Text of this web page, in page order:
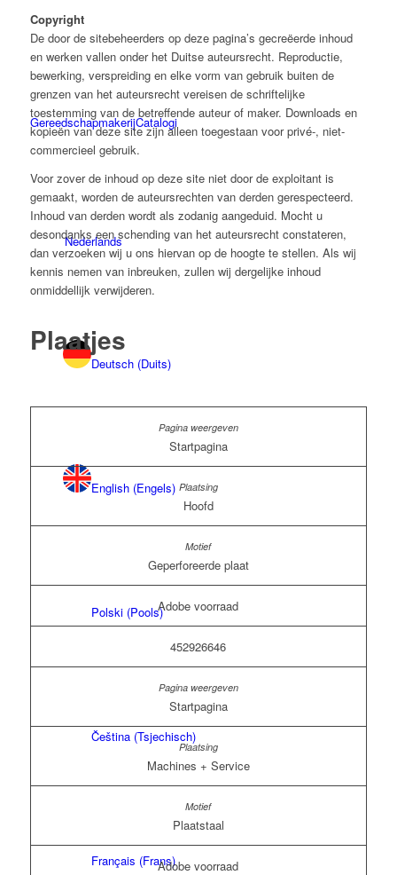
GereedschapmakerijCatalogi
Nederlands
Deutsch(Duits)
English(Engels)
Polski(Pools)
Čeština(Tsjechisch)
Français (Frans)
Copyright
De door de sitebeheerders op deze pagina’s gecreëerde inhoud
en werken vallen onder het Duitse auteursrecht. Reproductie,
bewerking, verspreiding en elke vorm van gebruik buiten de
grenzen van het auteursrecht vereisen de schriftelijke
toestemming van de betreffende auteur of maker. Downloads en
kopieën van deze site zijn alleen toegestaan voor privé-, niet-
commercieel gebruik.
Voor zover de inhoud op deze site niet door de exploitant is
gemaakt, worden de auteursrechten van derden gerespecteerd.
Inhoud van derden wordt als zodanig aangeduid. Mocht u
desondanks een schending van het auteursrecht constateren,
dan verzoeken wij u ons hiervan op de hoogte te stellen. Als wij
kennis nemen van inbreuken, zullen wij dergelijke inhoud
onmiddellijk verwijderen.
Plaatjes
Startpagina
Hoofd
Geperforeerde plaat
Adobe voorraad
452926646
Startpagina
Machines + Service
Plaatstaal
Adobe voorraad